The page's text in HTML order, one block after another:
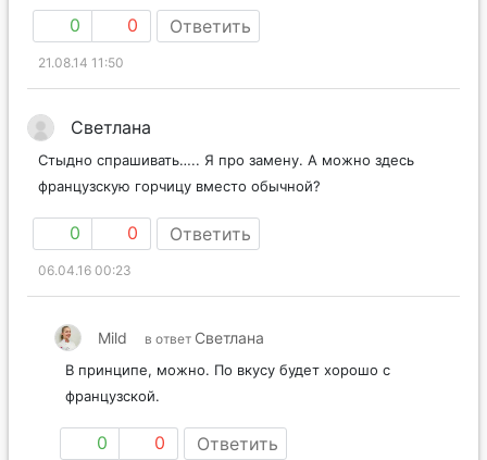
0 0 Ответить
21.08.14 11:50
Светлана
Стыдно спрашивать….. Я про замену. А можно здесь
французскую горчицу вместо обычной?
0 0 Ответить
06.04.16 00:23
Mild в ответ Светлана
В принципе, можно. По вкусу будет хорошо с
французской.
0 0 Ответить